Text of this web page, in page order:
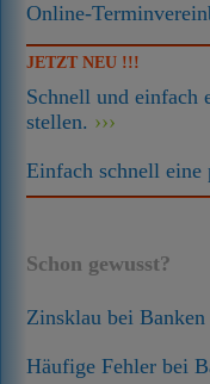
Online-
JETZT NEU !!!
Schnell und einfach
stellen.
Einfach schnell eine
Schon gewusst?
Zinsklau bei Banken
Häufige Fehler bei